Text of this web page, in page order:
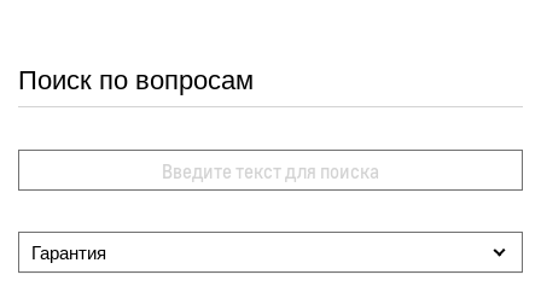
Поиск по вопросам
Гарантия